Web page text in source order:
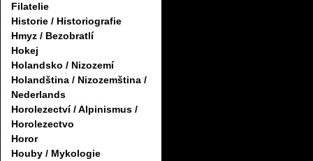
Filatelie
Historie / Historiografie
Hmyz / Bezobratlí
Hokej
Holandsko / Nizozemí
Holandština / Nizozemština /
Nederlands
Horolezectví / Alpinismus /
Horolezectvo
Horor
Houby / Mykologie